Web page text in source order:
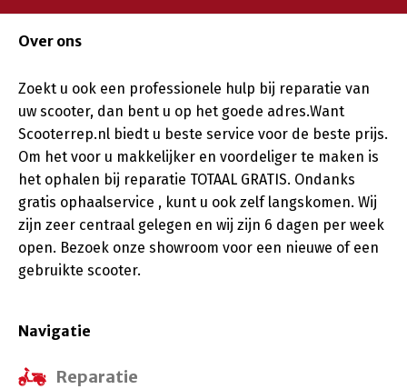
Over ons
Zoekt u ook een professionele hulp bij reparatie van
uw scooter, dan bent u op het goede adres.Want
Scooterrep.nl biedt u beste service voor de beste prijs.
Om het voor u makkelijker en voordeliger te maken is
het ophalen bij reparatie TOTAAL GRATIS. Ondanks
gratis ophaalservice , kunt u ook zelf langskomen. Wij
zijn zeer centraal gelegen en wij zijn 6 dagen per week
open. Bezoek onze showroom voor een nieuwe of een
gebruikte scooter.
Navigatie
Reparatie